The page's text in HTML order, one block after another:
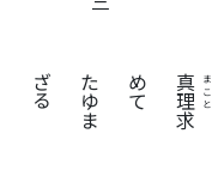
真理 まこと
求
め て
た ゆ
ま
ざ
る